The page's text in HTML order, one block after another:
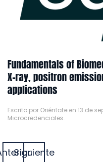
Fundamentals of
X-ray, positron
applications
Escrito por Oriéntate en 13 de
Microcredenciales.
Siguiente